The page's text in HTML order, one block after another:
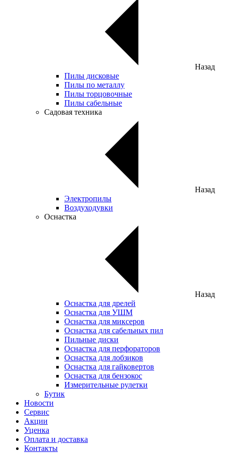
Назад
Пилы дисковые
Пилы по металлу
Пилы торцовочные
Пилы сабельные
Садовая техника
Назад
Электропилы
Воздуходувки
Оснастка
Назад
Оснастка для дрелей
Оснастка для УШМ
Оснастка для миксеров
Оснастка для сабельных пил
Пильные диски
Оснастка для перфораторов
Оснастка для лобзиков
Оснастка для гайковертов
Оснастка для бензокос
Измерительные рулетки
Бутик
Новости
Сервис
Акции
Уценка
Оплата и доставка
Контакты